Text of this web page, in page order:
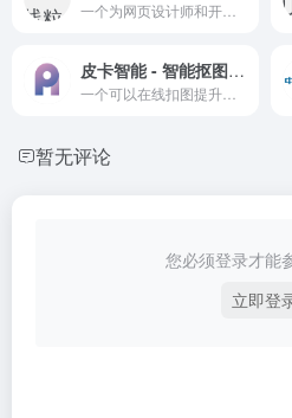
皮卡智能 - 智能抠图，图片编辑
暂无评论
您必须登录才能
立即登